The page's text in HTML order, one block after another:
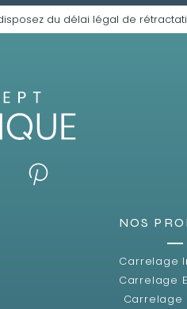
du délai légal de
NOS
Carrelage
Carrelage
Carrelage